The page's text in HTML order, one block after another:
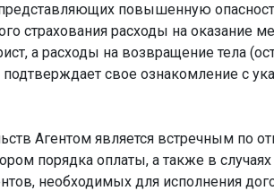
повышенную
страхования расходы на оказание
а расходы на возвращение тела
свое ознакомление с
Агентом является встречным по
порядка оплаты, а также в
необходимых для исполнения